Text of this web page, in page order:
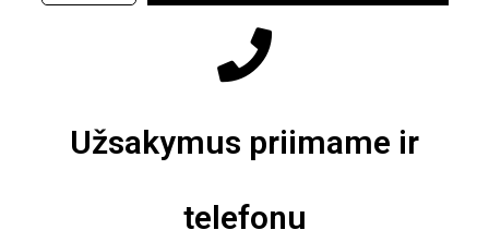
Užsakymus priimame ir
telefonu